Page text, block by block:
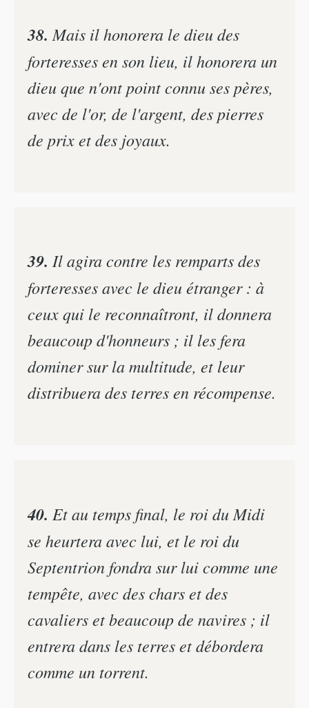
38. Mais il honorera le dieu des
forteresses en son lieu, il honorera un
dieu que n'ont point connu ses pères,
avec de l'or, de l'argent, des pierres
de prix et des joyaux.
39. Il agira contre les remparts des
forteresses avec le dieu étranger : à
ceux qui le reconnaîtront, il donnera
beaucoup d'honneurs ; il les fera
dominer sur la multitude, et leur
distribuera des terres en récompense.
40. Et au temps final, le roi du Midi
se heurtera avec lui, et le roi du
Septentrion fondra sur lui comme une
tempête, avec des chars et des
cavaliers et beaucoup de navires ; il
entrera dans les terres et débordera
comme un torrent.